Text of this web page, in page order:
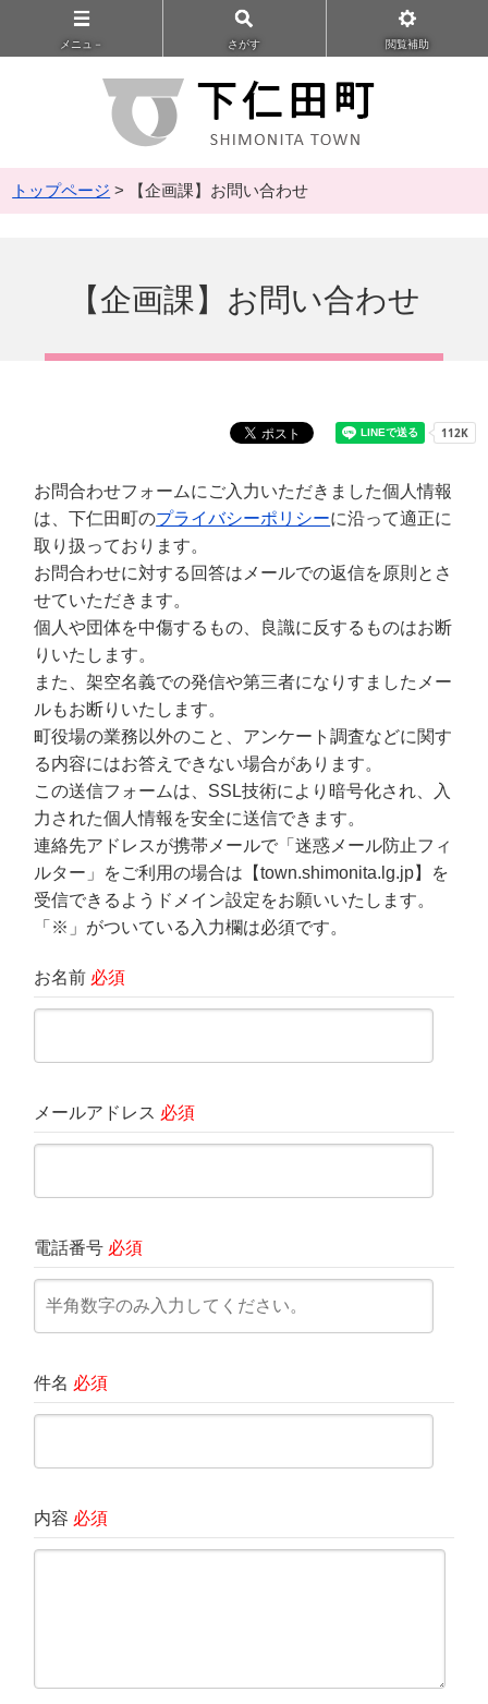
メニュ－ さがす 閲覧補助
トップページ > 【企画課】お問い合わせ
【企画課】お問い合わせ
お問合わせフォームにご入力いただきました個人情報
は、下仁田町のプライバシーポリシーに沿って適正に
取り扱っております。
お問合わせに対する回答はメールでの返信を原則とさ
せていただきます。
個人や団体を中傷するもの、良識に反するものはお断
りいたします。
また、架空名義での発信や第三者になりすましたメー
ルもお断りいたします。
町役場の業務以外のこと、アンケート調査などに関す
る内容にはお答えできない場合があります。
この送信フォームは、SSL技術により暗号化され、入
力された個人情報を安全に送信できます。
連絡先アドレスが携帯メールで「迷惑メール防止フィ
ルター」をご利用の場合は【town.shimonita.lg.jp】を
受信できるようドメイン設定をお願いいたします。
「※」がついている入力欄は必須です。
お名前 必須
メールアドレス 必須
電話番号 必須
件名 必須
内容 必須